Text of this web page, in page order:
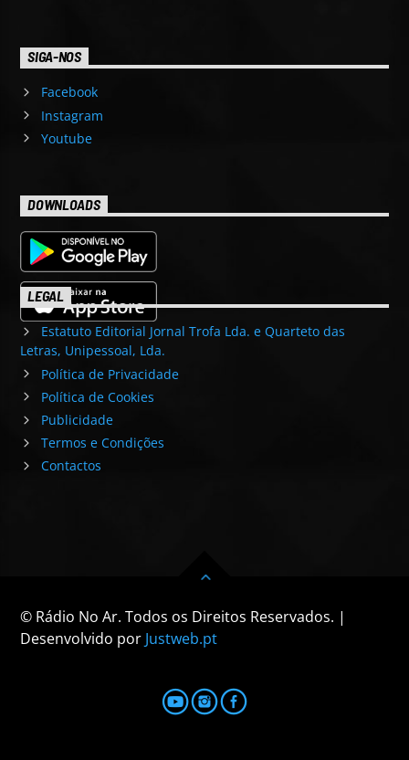
SIGA-NOS
Facebook
Instagram
Youtube
DOWNLOADS
LEGAL
Estatuto Editorial Jornal Trofa Lda. e Quarteto das
Letras, Unipessoal, Lda.
Política de Privacidade
Política de Cookies
Publicidade
Termos e Condições
Contactos
© Rádio No Ar. Todos os Direitos Reservados. |
Desenvolvido por Justweb.pt